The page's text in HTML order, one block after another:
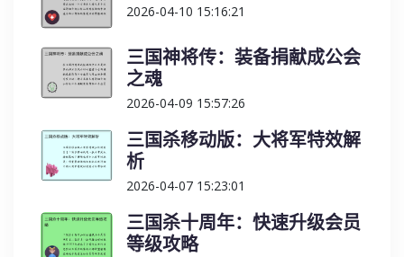
2026-04-10 15:16:21
三国神将传：装备捐献成公会
之魂
2026-04-09 15:57:26
三国杀移动版：大将军特效解
析
2026-04-07 15:23:01
三国杀十周年：快速升级会员
等级攻略